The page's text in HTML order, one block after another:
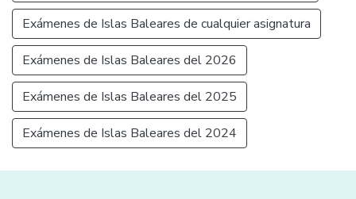
Exámenes de Islas Baleares de cualquier asignatura
Exámenes de Islas Baleares del 2026
Exámenes de Islas Baleares del 2025
Exámenes de Islas Baleares del 2024